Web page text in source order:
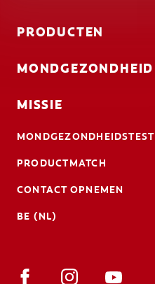
PRODUCTEN
MONDGEZONDHEID
MISSIE
MONDGEZONDHEIDSTEST
PRODUCTMATCH
CONTACT OPNEMEN
BE (NL)